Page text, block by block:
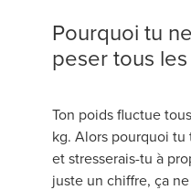
Pourquoi tu
peser tous
Ton poids fluctue
kg. Alors pourquoi tu
et stresserais-tu à
juste un chiffre, ça